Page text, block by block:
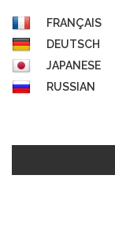
FRANÇAIS
DEUTSCH
JAPANESE
RUSSIAN